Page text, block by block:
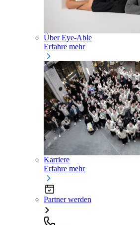
Über Eye-Able
Erfahre mehr
Karriere
Erfahre mehr
Partner werden